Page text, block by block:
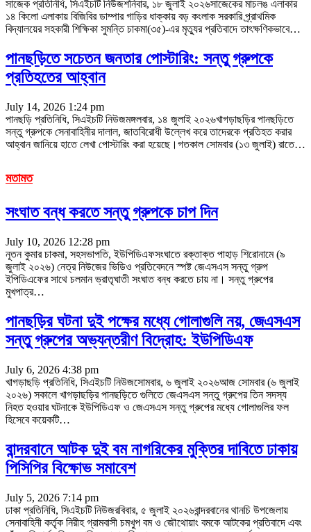
সাজেক প্রতিনিধি, সিএইচটি নিউজশনিবার, ১৮ জুলাই ২০২৬সাজেকের মাচলঙ এলাকার
১৪ কিলো এলাকায় বিজিবির ডাম্পার গাড়ির ধাক্কায় বড় কংলাক সরকারি প্র্রাথমিক
বিদ্যালয়ের সহকারী শিক্ষিকা সুমন্তি চাকমা(৩৫)-এর মৃত্যুর প্রতিবাদে তাৎক্ষণিকভাবে…
পানছড়িতে সচেতন জনতার পোস্টারিং: সন্তু গ্রুপকে
প্রতিহতের আহ্বান
July 14, 2026 1:24 pm
পানছড়ি প্রতিনিধি, সিএইচটি নিউজমঙ্গলবার, ১৪ জুলাই ২০২৬খাগড়াছড়ির পানছড়িতে
সন্তু গ্রুপকে সেনাবাহিনীর দালাল, জাতবিরোধী উল্লেখ করে তাদেরকে প্রতিহত করার
আহ্বান জানিয়ে হাতে লেখা পোস্টারিং করা হয়েছে।গতকাল সোমবার (১৩ জুলাই) রাতে…
মতামত
সংঘাত বন্ধ করতে সন্তু গ্রুপকে চাপ দিন
July 10, 2026 12:28 pm
নূতন কুমার চাকমা, সহসভাপতি, ইউপিডিএফসংঘাতে রক্তাক্ত পাহাড় শিরোনামে (৯
জুলাই ২০২৬) নেত্র নিউজের ভিডিও প্রতিবেদনে স্পষ্ট জেএসএস সন্তু গ্রুপ
ইপিডিএফের সাথে চলমান ভ্রাতৃঘাতী সংঘাত বন্ধ করতে চায় না। সন্তু গ্রুপের
মুখপাত্র…
পানছড়ির ঘটনা দুই পক্ষের মধ্যে গোলাগুলি নয়, জেএসএস
সন্তু গ্রুপের অভ্যন্তরীণ বিদ্রোহ: ইউপিডিএফ
July 6, 2026 4:38 pm
খাগড়াছড়ি প্রতিনিধি, সিএইচটি নিউজসোমবার, ৬ জুলাই ২০২৬আজ সোমবার (৬ জুলাই
২০২৬) সকালে খাগড়াছড়ির পানছড়িতে গুলিতে জেএসএস সন্তু গ্রুপের তিন সদস্য
নিহত হওয়ার ঘটনাকে ইউপিডিএফ ও জেএসএস সন্তু গ্রুপের মধ্যে গোলাগুলির ফল
হিসেবে কয়েকটি…
বান্দরবানে আটক দুই বম নাগরিকের মুক্তির দাবিতে ঢাকায়
পিসিপির বিক্ষোভ সমাবেশ
July 5, 2026 7:14 pm
ঢাকা প্রতিনিধি, সিএইচটি নিউজরবিবার, ৫ জুলাই ২০২৬বান্দরবানের থানচি উপজেলায়
সেনাবাহিনী কর্তৃক নিরীহ গ্রামবাসী চমখুপ বম ও জৌথোয়াং বমকে আটকের প্রতিবাদে এবং